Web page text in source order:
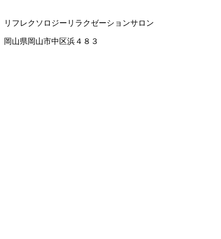
リフレクソロジー リラクゼーションサロン
岡山県岡山市中区浜４８３